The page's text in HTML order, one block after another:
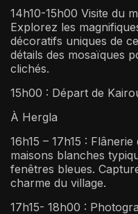
14h10-15h00 Visite du
Explorez les
décoratifs uniques de
détails des mosaïques
clichés.
15h00 : Départ de
À Hergla
16h15 – 17h15 :
maisons blanches
fenêtres bleues.
charme du village.
17h15- 18h00 :